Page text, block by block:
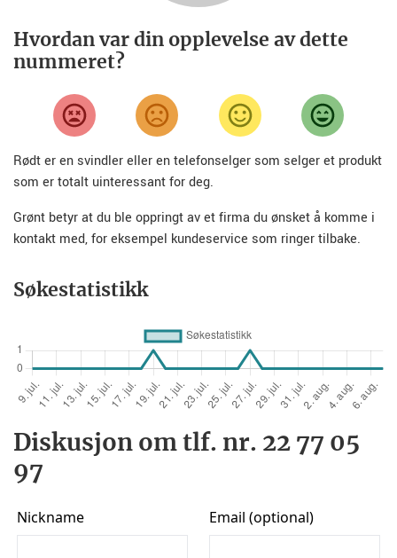
Hvordan var din opplevelse av dette
nummeret?
Rødt er en svindler eller en telefonselger som selger et produkt
som er totalt uinteressant for deg.
Grønt betyr at du ble oppringt av et firma du ønsket å komme i
kontakt med, for eksempel kundeservice som ringer tilbake.
Søkestatistikk
Diskusjon om tlf. nr. 22 77 05
97